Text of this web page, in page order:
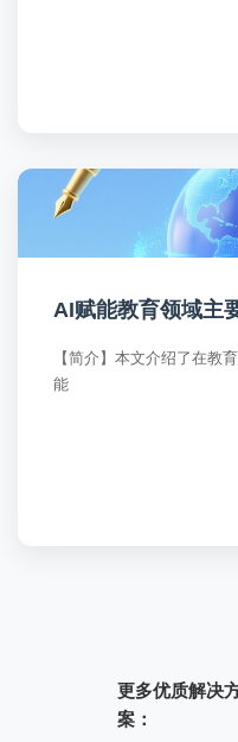
AI赋能教育领域主
【简介】本文介绍了在教
更多优质解决
案：